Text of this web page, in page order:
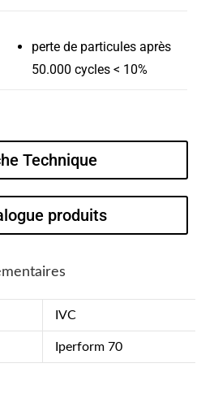
perte de particules après
50.000 cycles < 10%
Technique
produits
IVC
Iperform 70